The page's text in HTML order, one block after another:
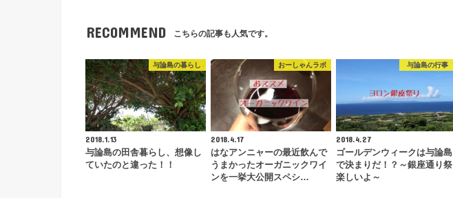
RECOMMEND こちらの記事も人気です。
与論島の暮らし
2018.1.13
与論島の田舎暮らし、想像し
ていたのと違った！！
おーしゃんラボ
2018.4.17
はなアンニャーの最近飲んで
うまかったオーガニックワイ
ンを一挙大公開スペシ…
与論島の行事
2018.4.27
ゴールデンウィークは与論島
で決まりだ！？～銀座通り祭
楽しいよ～